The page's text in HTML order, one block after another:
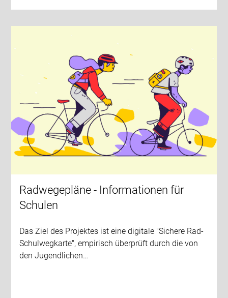
Radwegepläne - Informationen für
Schulen
Das Ziel des Projektes ist eine digitale "Sichere Rad-
Schulwegkarte", empirisch überprüft durch die von
den Jugendlichen…